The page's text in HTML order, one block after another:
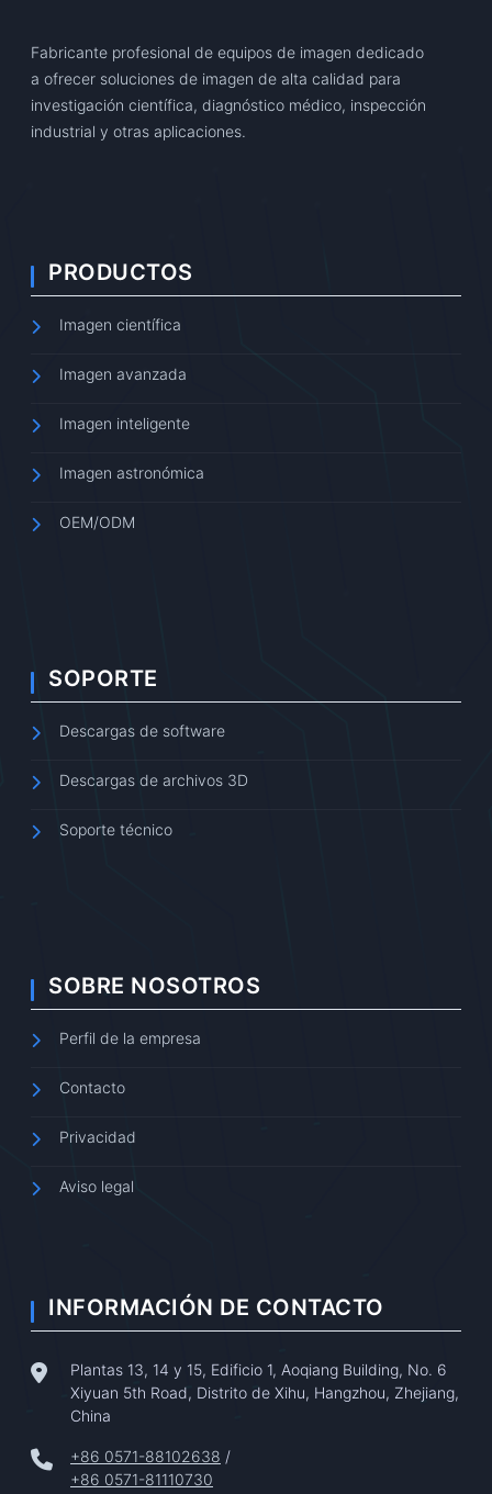
Fabricante profesional de equipos de imagen dedicado
a ofrecer soluciones de imagen de alta calidad para
investigación científica, diagnóstico médico, inspección
industrial y otras aplicaciones.
PRODUCTOS
Imagen científica
Imagen avanzada
Imagen inteligente
Imagen astronómica
OEM/ODM
SOPORTE
Descargas de software
Descargas de archivos 3D
Soporte técnico
SOBRE NOSOTROS
Perfil de la empresa
Contacto
Privacidad
Aviso legal
INFORMACIÓN DE CONTACTO
Plantas 13, 14 y 15, Edificio 1, Aoqiang Building, No. 6
Xiyuan 5th Road, Distrito de Xihu, Hangzhou, Zhejiang,
China
+86 0571-88102638 /
+86 0571-81110730